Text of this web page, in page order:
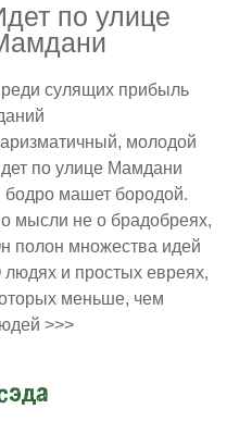
по улице
сулящих прибыль
молодой
по улице Мамдани
бодро машет бородой.
мысли не о брадобреях,
полон множества идей
и простых евреях,
меньше, чем
>>>